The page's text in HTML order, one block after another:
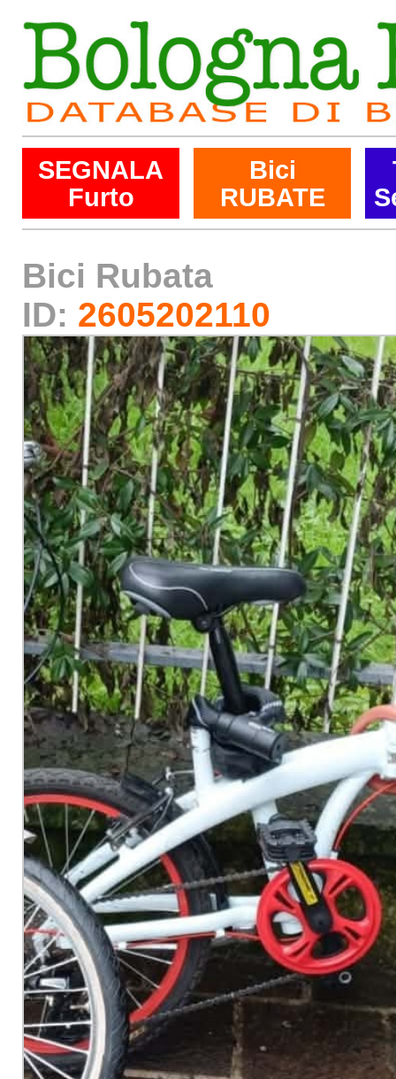
SEGNALA
Furto
Bici
RUBATE
Bici Rubata
ID: 2605202110